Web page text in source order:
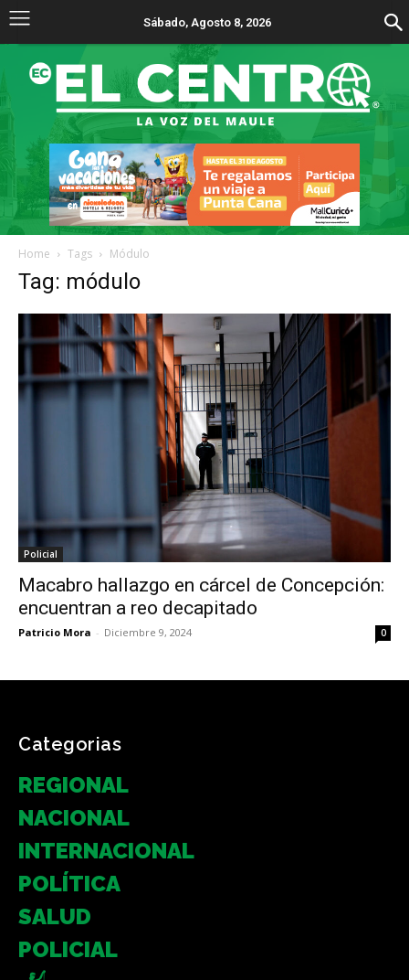
Sábado, Agosto 8, 2026
Home Tags Módulo
Tag: módulo
Policial
Macabro hallazgo en cárcel de Concepción:
encuentran a reo decapitado
Patricio Mora - Diciembre 9, 2024 0
Categorias
REGIONAL
NACIONAL
INTERNACIONAL
POLÍTICA
SALUD
POLICIAL